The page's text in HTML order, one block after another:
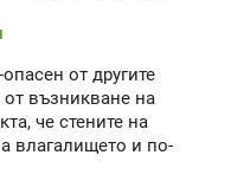
от другите
възникване на
че стените на
влагалището и по-